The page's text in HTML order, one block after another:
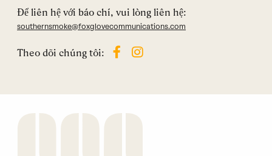
Để liên hệ với báo chí, vui lòng liên hệ:
southernsmoke@foxglovecommunications.com
Theo dõi chúng tôi: